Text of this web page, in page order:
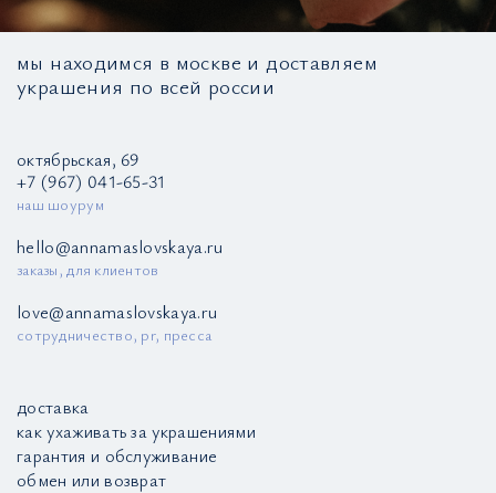
мы находимся в москве и доставляем
украшения по всей россии
октябрьская, 69
+7 (967) 041-65-31
наш шоурум
hello@annamaslovskaya.ru
заказы, для клиентов
love@annamaslovskaya.ru
сотрудничество, pr, пресса
доставка
как ухаживать за украшениями
гарантия и обслуживание
обмен или возврат